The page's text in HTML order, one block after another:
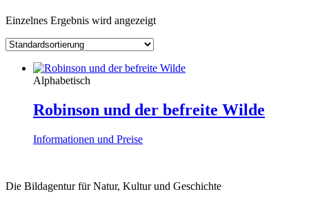
Einzelnes Ergebnis wird angezeigt
Alphabetisch
Robinson und der befreite Wilde
Informationen und Preise
Die Bildagentur für Natur, Kultur und Geschichte